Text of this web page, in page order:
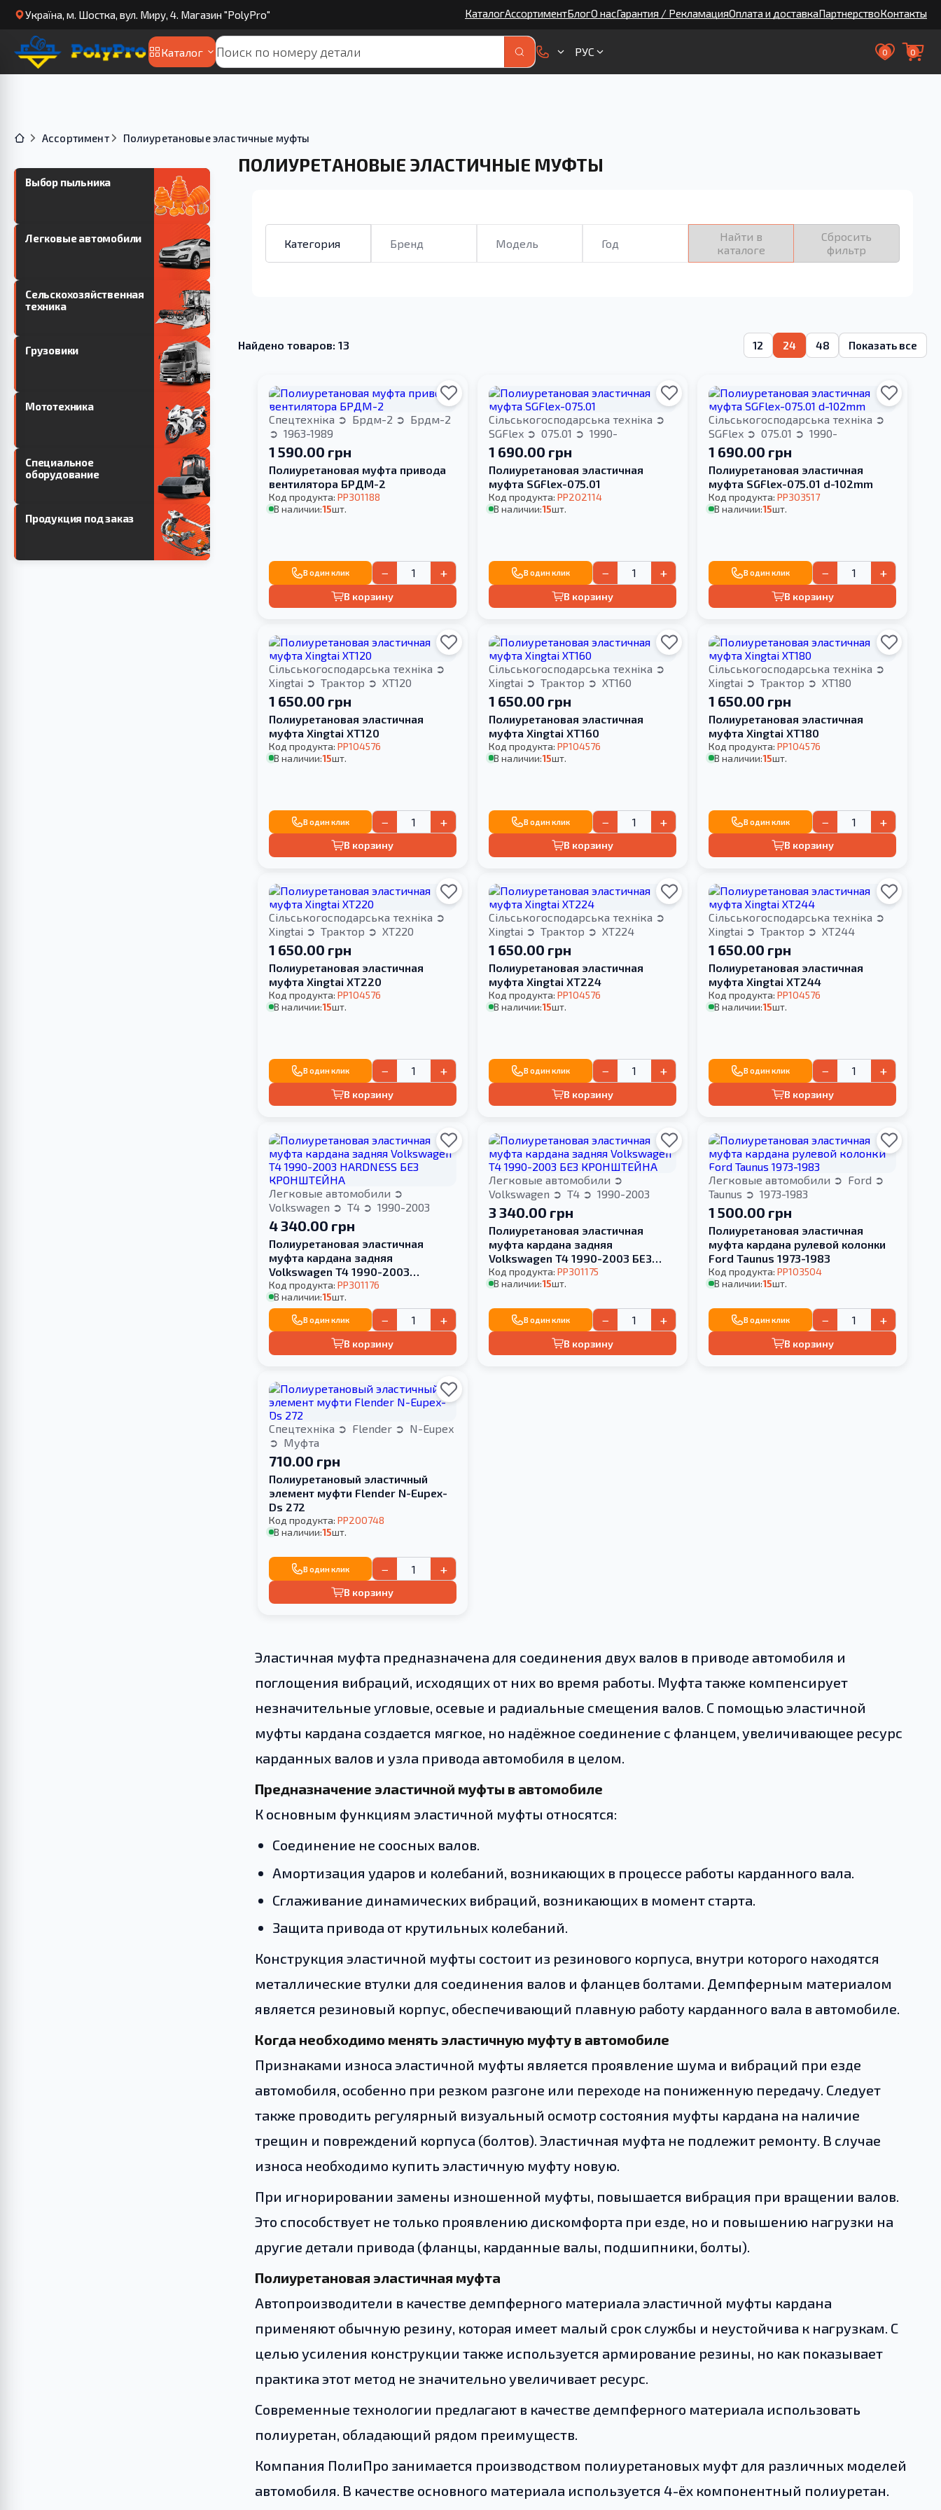
Українa, м. Шостка, вул. Миру, 4. Магазин "PolyPro" КаталогАссортиментБлогО насГарантия / РекламацияОплата и доставкаПартнерствоКонтакты
Каталог РУС 0 0
Ассортимент Полиуретановые эластичные муфты
Выбор пыльника
Легковые автомобили
Сельскохозяйственная
техника
Грузовики
Мототехника
Специальное
оборудование
Продукция под заказ
ПОЛИУРЕТАНОВЫЕ ЭЛАСТИЧНЫЕ МУФТЫ
Найти в
каталоге
Сбросить
фильтр
Найдено товаров: 13 12 24 48 Показать все
Спецтехніка Брдм-2
Брдм-2
1963-1989
1 590.00 грн
Полиуретановая муфта привода
вентилятора БРДМ-2
Код продукта: PP301188
В наличии:15шт.
В один клик − +
В корзину
Сільськогосподарська техніка
SGFlex
075.01 1990-
1 690.00 грн
Полиуретановая эластичная
муфта SGFlex-075.01
Код продукта: PP202114
В наличии:15шт.
В один клик − +
В корзину
Сільськогосподарська техніка
SGFlex
075.01 1990-
1 690.00 грн
Полиуретановая эластичная
муфта SGFlex-075.01 d-102mm
Код продукта:PP303517
В наличии:15шт.
В один клик − +
В корзину
Сільськогосподарська техніка
Xingtai
Трактор XT120
1 650.00 грн
Полиуретановая эластичная
муфта Xingtai XT120
Код продукта: PP104576
В наличии:15шт.
В один клик − +
В корзину
Сільськогосподарська техніка
Xingtai
Трактор XT160
1 650.00 грн
Полиуретановая эластичная
муфта Xingtai XT160
Код продукта: PP104576
В наличии:15шт.
В один клик − +
В корзину
Сільськогосподарська техніка
Xingtai
Трактор XT180
1 650.00 грн
Полиуретановая эластичная
муфта Xingtai XT180
Код продукта:PP104576
В наличии:15шт.
В один клик − +
В корзину
Сільськогосподарська техніка
Xingtai
Трактор XT220
1 650.00 грн
Полиуретановая эластичная
муфта Xingtai XT220
Код продукта: PP104576
В наличии:15шт.
В один клик − +
В корзину
Сільськогосподарська техніка
Xingtai
Трактор XT224
1 650.00 грн
Полиуретановая эластичная
муфта Xingtai XT224
Код продукта: PP104576
В наличии:15шт.
В один клик − +
В корзину
Сільськогосподарська техніка
Xingtai
Трактор XT244
1 650.00 грн
Полиуретановая эластичная
муфта Xingtai XT244
Код продукта:PP104576
В наличии:15шт.
В один клик − +
В корзину
Легковые автомобили
Volkswagen
T4 1990-2003
4 340.00 грн
Полиуретановая эластичная
муфта кардана задняя
Volkswagen T4 1990-2003
HARDNESS БЕЗ КРОНШТЕЙНА
Код продукта: PP301176
В наличии:15шт.
В один клик − +
В корзину
Легковые автомобили
Volkswagen
T4 1990-2003
3 340.00 грн
Полиуретановая эластичная
муфта кардана задняя
Volkswagen T4 1990-2003 БЕЗ
КРОНШТЕЙНА
Код продукта: PP301175
В наличии:15шт.
В один клик − +
В корзину
Легковые автомобили
Ford
Taunus
1973-1983
1 500.00 грн
Полиуретановая эластичная
муфта кардана рулевой колонки
Ford Taunus 1973-1983
Код продукта:PP103504
В наличии:15шт.
В один клик − +
В корзину
Спецтехніка Flender
N-Eupex
Муфта
710.00 грн
Полиуретановый эластичный
элемент муфти Flender N-Eupex-
Ds 272
Код продукта: PP200748
В наличии:15шт.
В один клик − +
В корзину
Эластичная муфта предназначена для соединения двух валов в приводе автомобиля и
поглощения вибраций, исходящих от них во время работы. Муфта также компенсирует
незначительные угловые, осевые и радиальные смещения валов. С помощью эластичной
муфты кардана создается мягкое, но надёжное соединение с фланцем, увеличивающее ресурс
карданных валов и узла привода автомобиля в целом.
Предназначение эластичной муфты в автомобиле
К основным функциям эластичной муфты относятся:
Соединение не соосных валов.
Амортизация ударов и колебаний, возникающих в процессе работы карданного вала.
Сглаживание динамических вибраций, возникающих в момент старта.
Защита привода от крутильных колебаний.
Конструкция эластичной муфты состоит из резинового корпуса, внутри которого находятся
металлические втулки для соединения валов и фланцев болтами. Демпферным материалом
является резиновый корпус, обеспечивающий плавную работу карданного вала в автомобиле.
Когда необходимо менять эластичную муфту в автомобиле
Признаками износа эластичной муфты является проявление шума и вибраций при езде
автомобиля, особенно при резком разгоне или переходе на пониженную передачу. Следует
также проводить регулярный визуальный осмотр состояния муфты кардана на наличие
трещин и повреждений корпуса (болтов). Эластичная муфта не подлежит ремонту. В случае
износа необходимо купить эластичную муфту новую.
При игнорировании замены изношенной муфты, повышается вибрация при вращении валов.
Это способствует не только проявлению дискомфорта при езде, но и повышению нагрузки на
другие детали привода (фланцы, карданные валы, подшипники, болты).
Полиуретановая эластичная муфта
Автопроизводители в качестве демпферного материала эластичной муфты кардана
применяют обычную резину, которая имеет малый срок службы и неустойчива к нагрузкам. С
целью усиления конструкции также используется армирование резины, но как показывает
практика этот метод не значительно увеличивает ресурс.
Современные технологии предлагают в качестве демпферного материала использовать
полиуретан, обладающий рядом преимуществ.
Компания ПолиПро занимается производством полиуретановых муфт для различных моделей
автомобиля. В качестве основного материала используется 4-ёх компонентный полиуретан.